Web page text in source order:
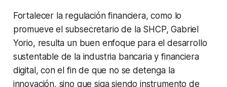
Fortalecer la regulación financiera, como lo
promueve el subsecretario de la SHCP, Gabriel
Yorio, resulta un buen enfoque para el desarrollo
sustentable de la industria bancaria y financiera
digital, con el fin de que no se detenga la
innovación, sino que siga siendo instrumento de